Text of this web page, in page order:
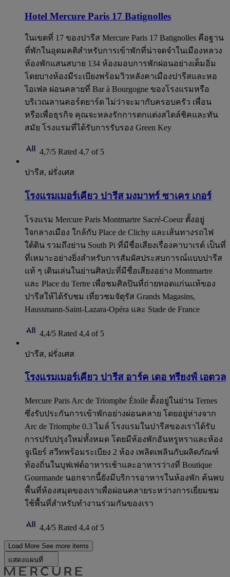
Hotel Mercure Paris 17 Batignolles
ในเขตที่ 17 ของปารีส Mercure Paris 17 Batignolles คือฐาน
ที่พักในอุดมคติสำหรับการเข้าพักที่น่าจดจำในเมืองหลวง
ห้องพักแสนสบาย 134 ห้องมอบการพักผ่อนอย่างเต็มอิ่ม
โดยบางห้องมีระเบียงพร้อมวิวหลังคาเมืองปารีสและหอ
ไอเฟล ผ่อนคลายที่ Bar à Bourgogne ของโรงแรมหรือ
บริเวณลานคอร์ตยาร์ด ไม่ว่าจะมากับครอบครัว เพื่อน
หรือเพื่อธุรกิจ คุณจะหลงรักการตกแต่งสไตล์ชิคและทัน
สมัย โรงแรมที่ได้รับการรับรอง Green Key
4,7/5 Rated 4,7 of 5
ปารีส, ฝรั่งเศส
โรงแรมเมอร์เคียว ปารีส มงมาทร์ ซาเคร เกอร์
โรงแรม Mercure Paris Montmartre Sacré-Coeur ตั้งอยู่
ใจกลางเมือง ใกล้กับ Place de Clichy และเส้นทางรถไฟ
ใต้ดิน รวมถึงย่าน South Pi ที่มีชื่อเสียงเรื่องคาบาเรต์ เป็นที่
ที่เหมาะอย่างยิ่งสำหรับการสัมผัสประสบการณ์แบบปารีส
แท้ ๆ เดินเล่นในย่านศิลปะที่มีชื่อเสียงอย่าง Montmartre
และ Place du Tertre เพื่อชมศิลปินที่ถ่ายทอดแก่นแท้ของ
ปารีสให้ได้รับชม เที่ยวชมจัตุรัส Grands Magasins,
Haussmann-Saint-Lazara-Opéra และ Stade de France
4,4/5 Rated 4,4 of 5
ปารีส, ฝรั่งเศส
โรงแรมเมอร์เคียว ปารีส อาร์ค เดอ ทรียงฟ์ เอตวล
Mercure Paris Arc de Triomphe Étoile ตั้งอยู่ในย่าน Ternes
ซึ่งรับประกันการเข้าพักอย่างผ่อนคลาย โดยอยู่ห่างจาก
Arc de Triomphe 0.3 ไมล์ โรงแรมในปารีสของเราได้รับ
การปรับปรุงใหม่ทั้งหมด โดยมีห้องพักอันหรูหราและห้อง
จูเนียร์ สวีทพร้อมระเบียง 2 ห้อง เพลิดเพลินกับผลิตภัณฑ์
ท้องถิ่นในบุฟเฟต์อาหารเช้าและอาหารว่างที่ Boutique
Gourmande นอกจากนี้ยังมีบริการอาหารในห้องพัก ค้นพบ
พื้นที่ห้องสมุดของเราเพื่อผ่อนคลายระหว่างการเยี่ยมชม
ใช้พื้นที่สำหรับทำงานร่วมกันของเรา
4,4/5 Rated 4,4 of 5
Load More See more items
แสดงแผนที่